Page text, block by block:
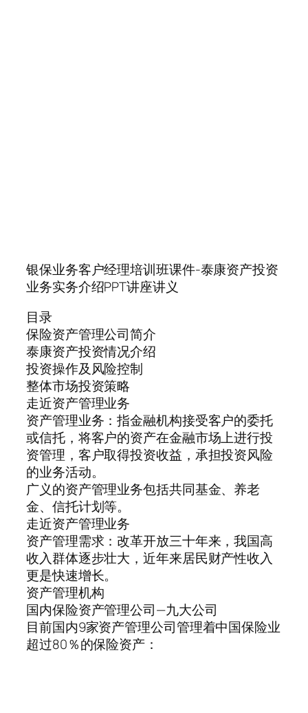
银保业务客户经理培训班课件-泰康资产投资
业务实务介绍PPT讲座讲义
目录
保险资产管理公司简介
泰康资产投资情况介绍
投资操作及风险控制
整体市场投资策略
走近资产管理业务
资产管理业务：指金融机构接受客户的委托
或信托，将客户的资产在金融市场上进行投
资管理，客户取得投资收益，承担投资风险
的业务活动。
广义的资产管理业务包括共同基金、养老
金、信托计划等。
走近资产管理业务
资产管理需求：改革开放三十年来，我国高
收入群体逐步壮大，近年来居民财产性收入
更是快速增长。
资产管理机构
国内保险资产管理公司—九大公司
目前国内9家资产管理公司管理着中国保险业
超过80％的保险资产：